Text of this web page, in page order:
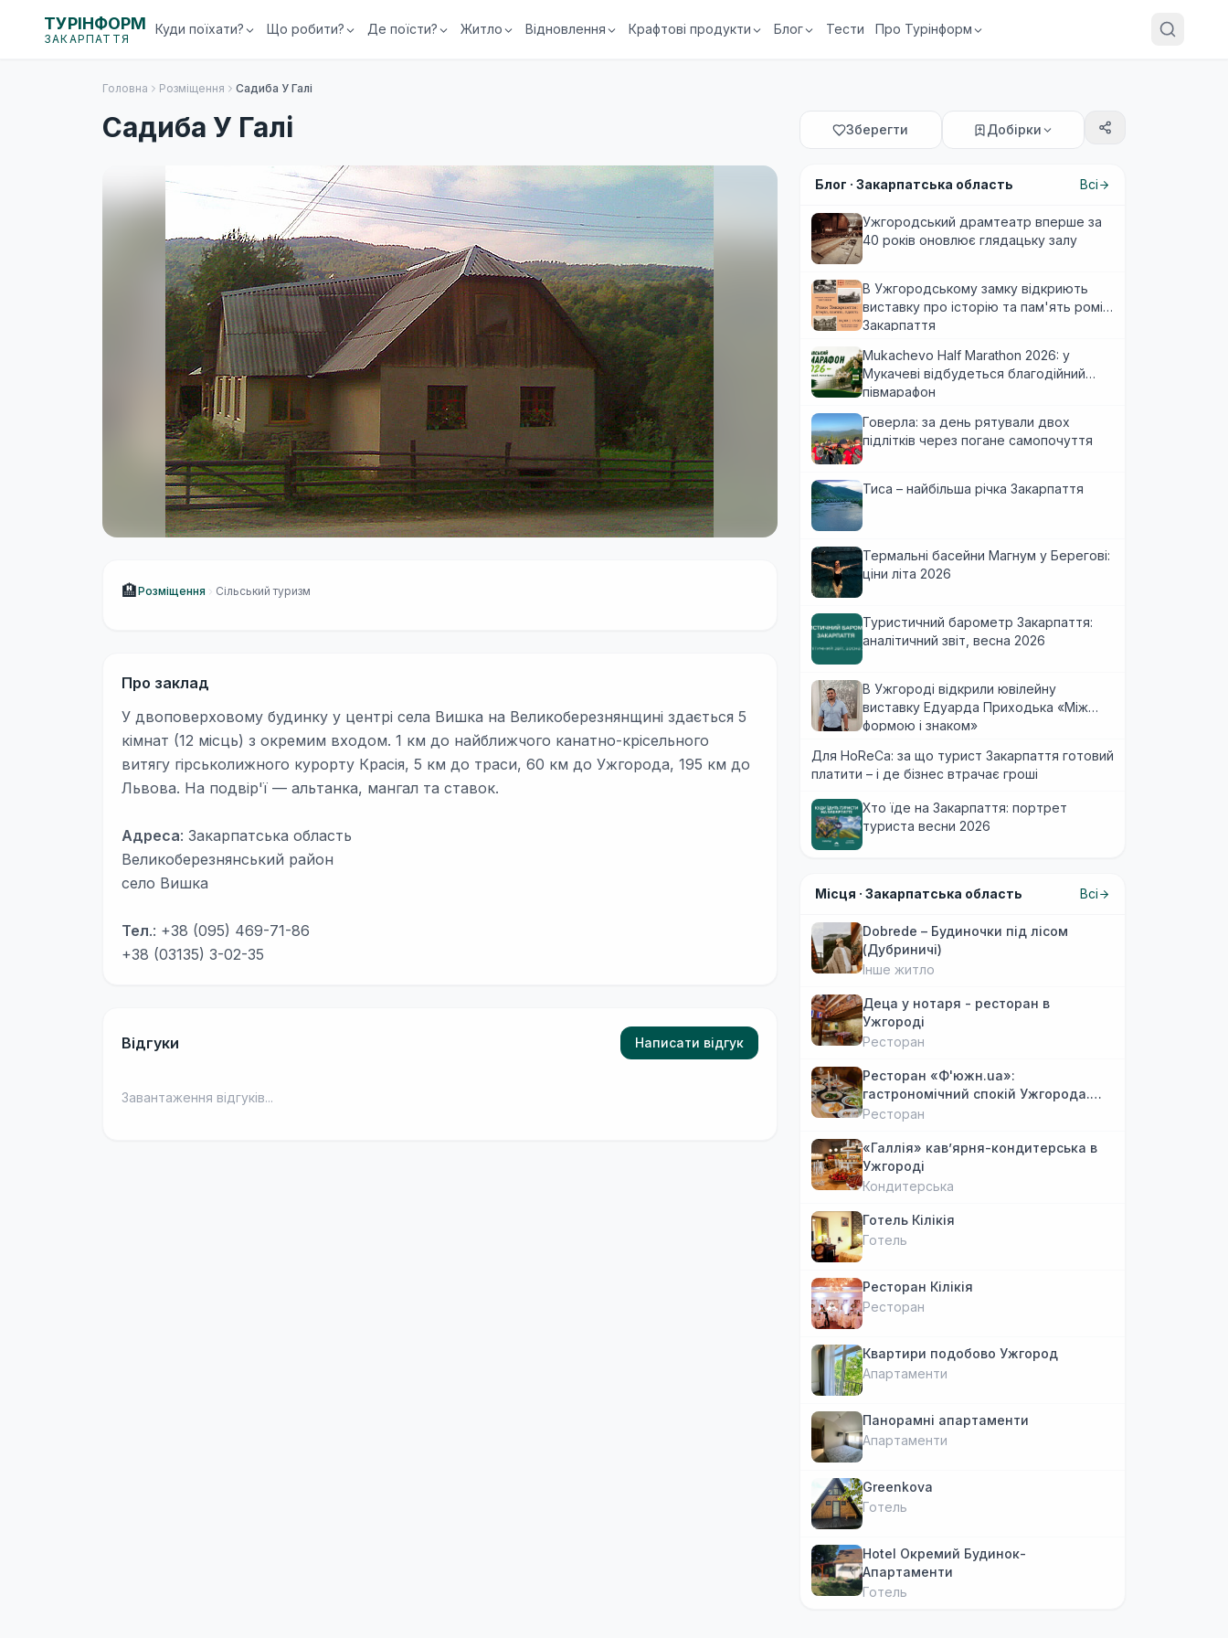
ТУРІНФОРМ
ЗАКАРПАТТЯ
Куди поїхати? Що робити? Де поїсти? Житло Відновлення Крафтові продукти Блог Тести Про Турінформ
Головна Розміщення Садиба У Галі
Садиба У Галі
🏨Розміщення Сільський туризм
Про заклад
У двоповерховому будинку у центрі села Вишка на Великоберезнянщині здається 5
кімнат (12 місць) з окремим входом. 1 км до найближчого канатно-крісельного
витягу гірськолижного курорту Красія, 5 км до траси, 60 км до Ужгорода, 195 км до
Львова. На подвір'ї — альтанка, мангал та ставок.
Адреса: Закарпатська область
Великоберезнянський район
cело Вишка
Тел.: +38 (095) 469-71-86
+38 (03135) 3-02-35
Відгуки Написати відгук
Завантаження відгуків...
Зберегти Добірки
Блог · Закарпатська область Всі
Ужгородський драмтеатр вперше за
40 років оновлює глядацьку залу
В Ужгородському замку відкриють
виставку про історію та пам'ять ромів
Закарпаття
Mukachevo Half Marathon 2026: у
Мукачеві відбудеться благодійний
півмарафон
Говерла: за день рятували двох
підлітків через погане самопочуття
Тиса – найбільша річка Закарпаття
Термальні басейни Магнум у Берегові:
ціни літа 2026
Туристичний барометр Закарпаття:
аналітичний звіт, весна 2026
В Ужгороді відкрили ювілейну
виставку Едуарда Приходька «Між
формою і знаком»
Для HoReCa: за що турист Закарпаття готовий
платити – і де бізнес втрачає гроші
Хто їде на Закарпаття: портрет
туриста весни 2026
Місця · Закарпатська область Всі
Dobrede – Будиночки під лісом
(Дубриничі)
Інше житло
Деца у нотаря - ресторан в
Ужгороді
Ресторан
Ресторан «Ф'южн.ua»:
гастрономічний спокій Ужгорода.
Авторська локальна кухня, затишок
Ресторан
«Галлія» кав’ярня-кондитерська в
Ужгороді
Кондитерська
Готель Кілікія
Готель
Ресторан Кілікія
Ресторан
Квартири подобово Ужгород
Апартаменти
Панорамні апартаменти
Апартаменти
Greenkova
Готель
Hotel Окремий Будинок-
Апартаменти
Готель